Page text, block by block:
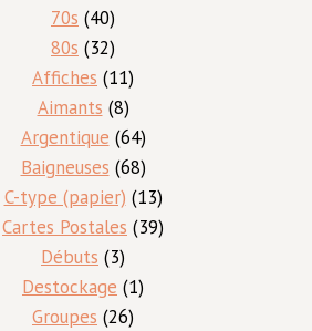
produits
70s 4040
produits
80s 3232
produits
Affiches 1111
produits
Aimants 88
produits
Argentique 6464
produits
Baigneuses 6868
produits
C-type (papier) 1313
produits
Cartes Postales 3939
Débuts 33
produits
Destockage 11
Groupes 2626